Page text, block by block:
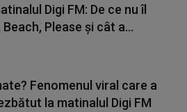
Digi FM: De ce nu îl
Please și cât a...
Fenomenul viral care a
la matinalul Digi FM